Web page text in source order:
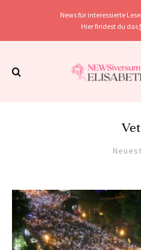
News für interessierte
Hier findest du das